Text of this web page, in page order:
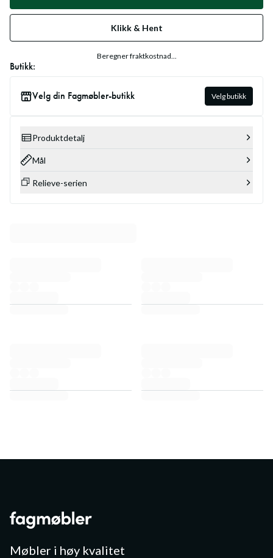
Klikk & Hent
Beregner fraktkostnad...
Butikk:
Velg din Fagmøbler-butikk Velg butikk
Produktdetalj
Mål
Relieve-serien
Møbler i høy kvalitet